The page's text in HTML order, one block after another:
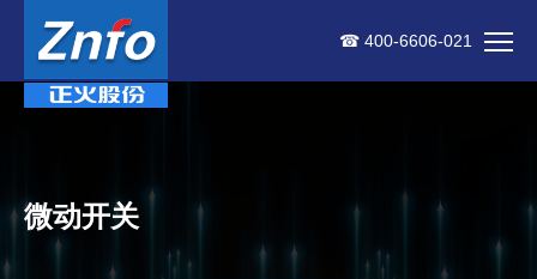
☎ 400-6606-021
微动开关